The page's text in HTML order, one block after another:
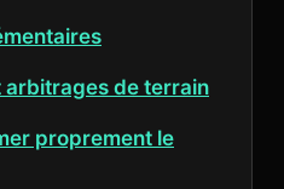
arbitrages de terrain
proprement le